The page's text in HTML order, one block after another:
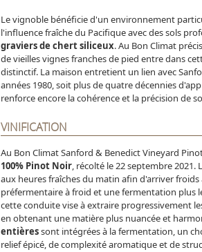
Le vignoble bénéficie d'un environnement
l'influence fraîche du Pacifique avec des sols
graviers de chert siliceux. Au Bon Climat
de vieilles vignes franches de pied entre dans
distinctif. La maison entretient un lien avec
années 1980, soit plus de quatre décennies
renforce encore la cohérence et la précision de
VINIFICATION
Au Bon Climat Sanford & Benedict Vineyard
100% Pinot Noir, récolté le 22 septembre 2021.
aux heures fraîches du matin afin d'arriver
préfermentaire à froid et une fermentation plus
cette conduite vise à extraire progressivement
en obtenant une matière plus nuancée et
entièressont intégrées à la fermentation, un
relief épicé, de complexité aromatique et de